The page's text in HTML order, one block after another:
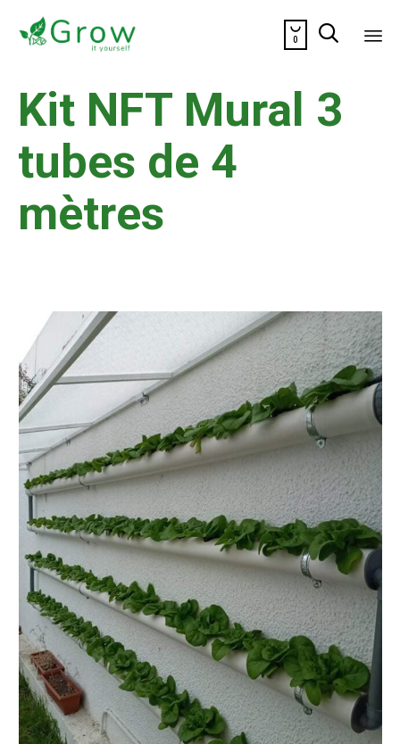

0 
Kit NFT Mural 3
tubes de 4
mètres